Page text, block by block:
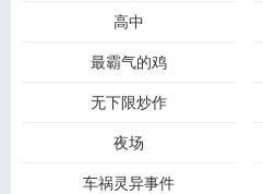
高中
最霸气的鸡
无下限炒作
夜场
车祸灵异事件